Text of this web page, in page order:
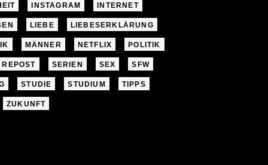
INSTAGRAM INTERNET
LIEBE LIEBESERKLÄRUNG
MÄNNER NETFLIX POLITIK
REPOST SERIEN SEX SFW
STUDIE STUDIUM TIPPS
ZUKUNFT